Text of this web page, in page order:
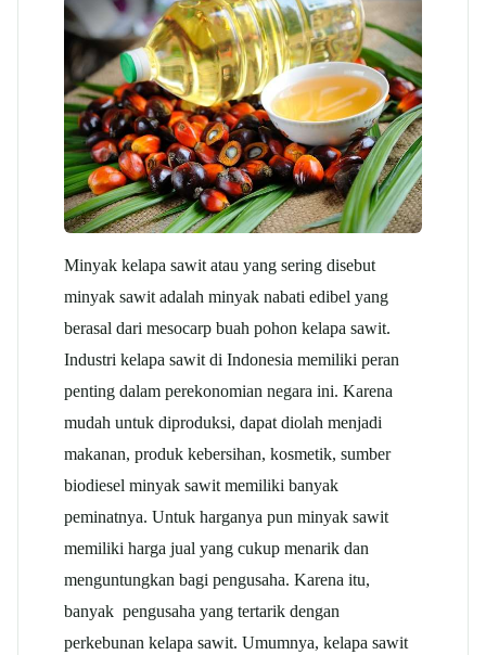
Minyak kelapa sawit atau yang sering disebut
minyak sawit adalah minyak nabati edibel yang
berasal dari mesocarp buah pohon kelapa sawit.
Industri kelapa sawit di Indonesia memiliki peran
penting dalam perekonomian negara ini. Karena
mudah untuk diproduksi, dapat diolah menjadi
makanan, produk kebersihan, kosmetik, sumber
biodiesel minyak sawit memiliki banyak
peminatnya. Untuk harganya pun minyak sawit
memiliki harga jual yang cukup menarik dan
menguntungkan bagi pengusaha. Karena itu,
banyak pengusaha yang tertarik dengan
perkebunan kelapa sawit. Umumnya, kelapa sawit